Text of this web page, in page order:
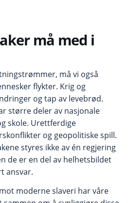
må med i
må vi også
flykter. Krig og
og tap av levebrød.
større deler av nasjonale
skole. Urettferdige
og geopolitiske spill.
styres ikke av én regjering
de er en del av helhetsbildet
ansvar.
mot moderne slaveri har våre